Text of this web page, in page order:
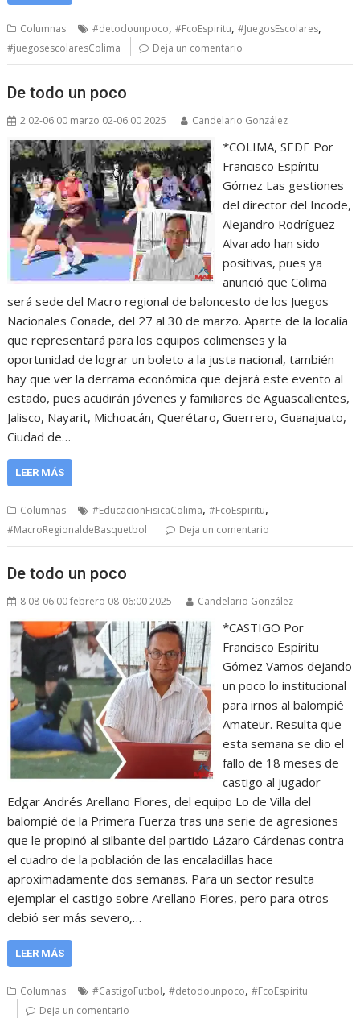
Columnas #detodounpoco,#FcoEspiritu,#JuegosEscolares,
#juegosescolaresColima Deja un comentario
De todo un poco
2 02-06:00 marzo 02-06:00 2025 Candelario González
*COLIMA, SEDE Por
Francisco Espíritu
Gómez Las gestiones
del director del Incode,
Alejandro Rodríguez
Alvarado han sido
positivas, pues ya
anunció que Colima
será sede del Macro regional de baloncesto de los Juegos
Nacionales Conade, del 27 al 30 de marzo. Aparte de la localía
que representará para los equipos colimenses y la
oportunidad de lograr un boleto a la justa nacional, también
hay que ver la derrama económica que dejará este evento al
estado, pues acudirán jóvenes y familiares de Aguascalientes,
Jalisco, Nayarit, Michoacán, Querétaro, Guerrero, Guanajuato,
Ciudad de…
LEER MÁS
Columnas #EducacionFisicaColima,#FcoEspiritu,
#MacroRegionaldeBasquetbol Deja un comentario
De todo un poco
8 08-06:00 febrero 08-06:00 2025 Candelario González
*CASTIGO Por
Francisco Espíritu
Gómez Vamos dejando
un poco lo institucional
para irnos al balompié
Amateur. Resulta que
esta semana se dio el
fallo de 18 meses de
castigo al jugador
Edgar Andrés Arellano Flores, del equipo Lo de Villa del
balompié de la Primera Fuerza tras una serie de agresiones
que le propinó al silbante del partido Lázaro Cárdenas contra
el cuadro de la población de las encaladillas hace
aproximadamente dos semanas. Para un sector resulta
ejemplar el castigo sobre Arellano Flores, pero para otros
debió ser más severo,…
LEER MÁS
Columnas #CastigoFutbol,#detodounpoco,#FcoEspiritu
Deja un comentario